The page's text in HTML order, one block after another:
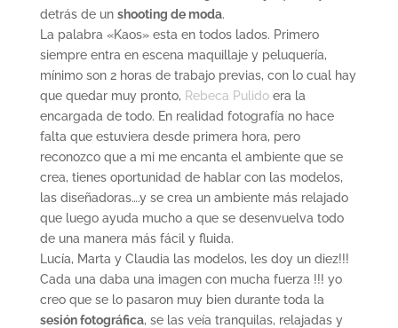
detrás de un shooting de moda.
La palabra «Kaos» esta en todos lados. Primero
siempre entra en escena maquillaje y peluquería,
mínimo son 2 horas de trabajo previas, con lo cual hay
que quedar muy pronto, Rebeca Pulidoera la
encargada de todo. En realidad fotografía no hace
falta que estuviera desde primera hora, pero
reconozco que a mi me encanta el ambiente que se
crea, tienes oportunidad de hablar con las modelos,
las diseñadoras….y se crea un ambiente más relajado
que luego ayuda mucho a que se desenvuelva todo
de una manera más fácil y fluida.
Lucía, Marta y Claudia las modelos, les doy un diez!!!
Cada una daba una imagen con mucha fuerza !!! yo
creo que se lo pasaron muy bien durante toda la
sesión fotográfica, se las veía tranquilas, relajadas y